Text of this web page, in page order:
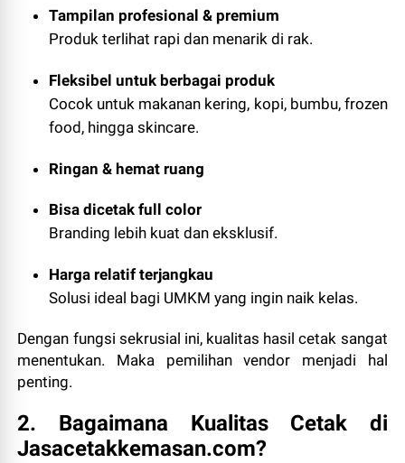
Tampilan profesional & premium
Produk terlihat rapi dan menarik di rak.
Fleksibel untuk berbagai produk
Cocok untuk makanan kering, kopi, bumbu, frozen
food, hingga skincare.
Ringan & hemat ruang
Bisa dicetak full color
Branding lebih kuat dan eksklusif.
Harga relatif terjangkau
Solusi ideal bagi UMKM yang ingin naik kelas.
Dengan fungsi sekrusial ini, kualitas hasil cetak sangat
menentukan. Maka pemilihan vendor menjadi hal
penting.
2. Bagaimana Kualitas Cetak di
Jasacetakkemasan.com?